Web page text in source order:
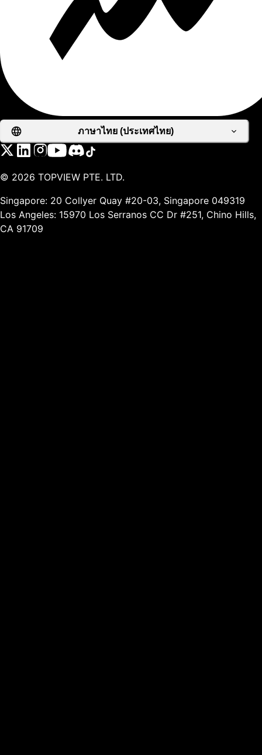
ภาษาไทย (ประเทศไทย)
© 2026 TOPVIEW PTE. LTD.
Singapore: 20 Collyer Quay #20-03, Singapore 049319
Los Angeles: 15970 Los Serranos CC Dr #251, Chino Hills,
CA 91709